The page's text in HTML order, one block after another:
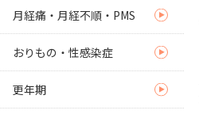
月経痛・月経不順・PMS
おりもの・性感染症
更年期